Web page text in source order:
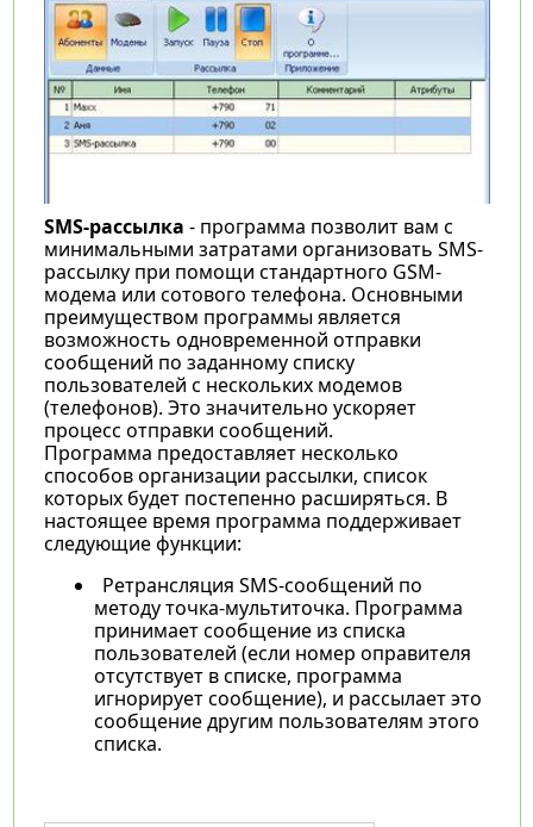
SMS-рассылка - программа позволит вам с
минимальными затратами организовать SMS-
рассылку при помощи стандартного GSM-
модема или сотового телефона. Основными
преимуществом программы является
возможность одновременной отправки
сообщений по заданному списку
пользователей с нескольких модемов
(телефонов). Это значительно ускоряет
процесс отправки сообщений.
Программа предоставляет несколько
способов организации рассылки, список
которых будет постепенно расширяться. В
настоящее время программа поддерживает
следующие функции:
Ретрансляция SMS-сообщений по
методу точка-мультиточка. Программа
принимает сообщение из списка
пользователей (если номер оправителя
отсутствует в списке, программа
игнорирует сообщение), и рассылает это
сообщение другим пользователям этого
списка.